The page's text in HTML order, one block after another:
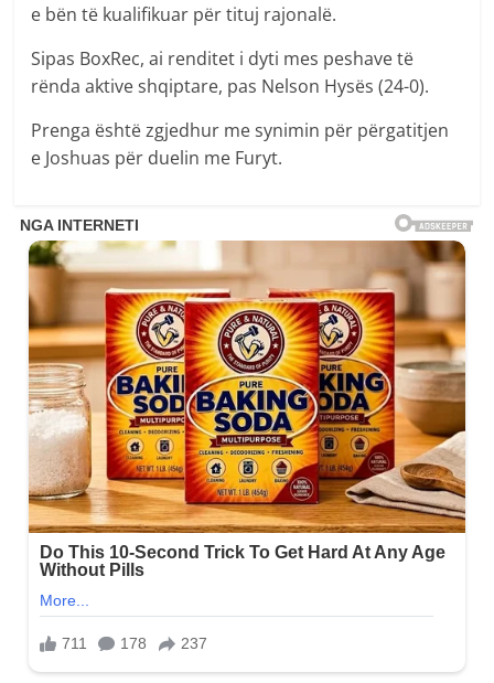
e bën të kualifikuar për tituj rajonalë.
Sipas BoxRec, ai renditet i dyti mes peshave të
rënda aktive shqiptare, pas Nelson Hysës (24-0).
Prenga është zgjedhur me synimin për përgatitjen
e Joshuas për duelin me Furyt.